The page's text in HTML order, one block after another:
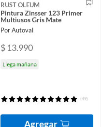
RUST OLEUM
Pintura Zinsser 123 Primer
Multiusos Gris Mate
Por Autoval
$ 13.990
Llega mañana
(49)
Agregar